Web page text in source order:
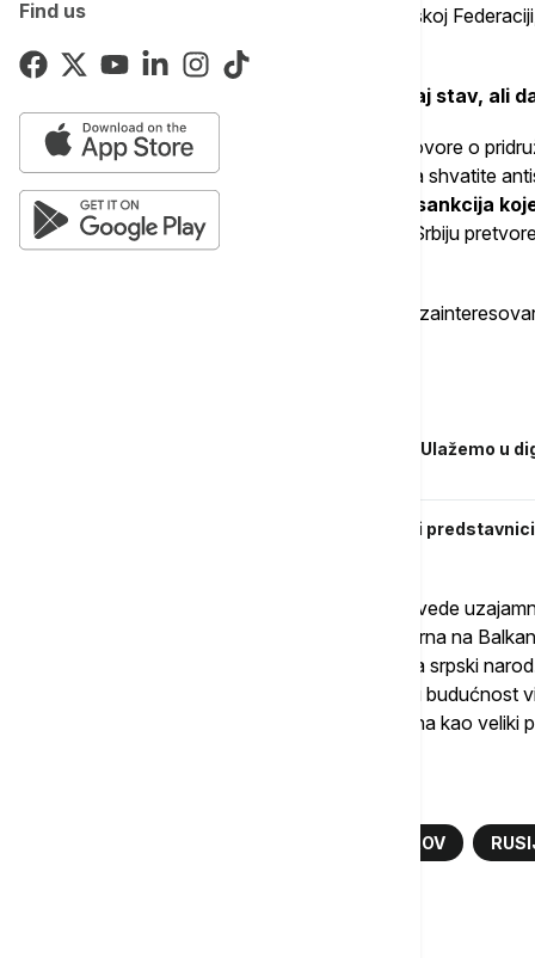
Find usistorijski imao vrlo dobar odnos prema Ruskoj
Lavrov je naglasio da Rusija poštuje taj stav, ali
"Srbiji se govori da može da nastavi pregovore o
nezavisnost Kosova
- što je dovoljno da shvatite
da se pridržavate svih, bez izuzetka, sankcija
To je sve. Drugim rečima, pokušavaju da Srbiju
Kako je dodao, za razliku od EU, Rusija je
Vučić nakon sastanka u Generalštabu: Ulažemo u
Vučić nastavlja konsultacije: Najavljeni
"I istoj stvari, istom cilju ujedinjenja i da dovede
'Pojas i put', koja je takođe veoma popularna na
naravno, kao i Narodna Republika Kina, za srpski
srpskog naroda. On mora da se pita kakvu
razume, oseća raspoloženja svojih građana kao
SERGEJ LAVROV